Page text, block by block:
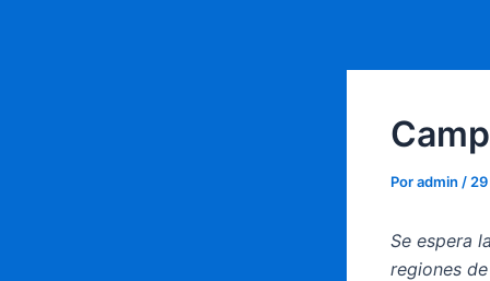
Poradmin /
Se espera
regiones
entradas